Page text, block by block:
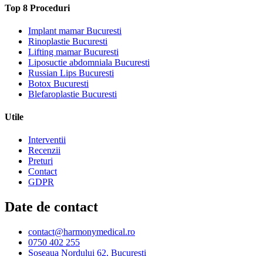
Top 8 Proceduri
Implant mamar Bucuresti
Rinoplastie Bucuresti
Lifting mamar Bucuresti
Liposuctie abdomniala Bucuresti
Russian Lips Bucuresti
Botox Bucuresti
Blefaroplastie Bucuresti
Utile
Interventii
Recenzii
Preturi
Contact
GDPR
Date de contact
contact@harmonymedical.ro
0750 402 255
Șoseaua Nordului 62, București